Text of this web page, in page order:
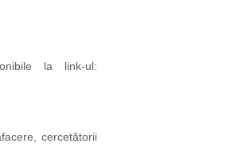
la link-ul:
cercetătorii